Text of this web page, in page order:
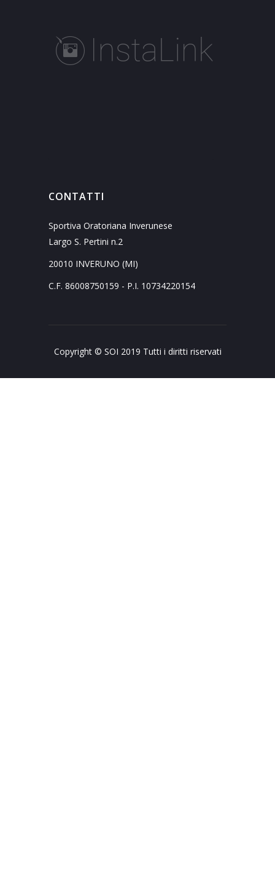
CONTATTI
Sportiva Oratoriana Inverunese
Largo S. Pertini n.2
20010 INVERUNO (MI)
C.F. 86008750159 - P.I. 10734220154
Copyright © SOI 2019 Tutti i diritti riservati